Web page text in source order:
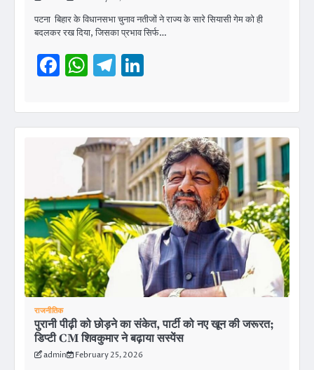
पटना बिहार के विधानसभा चुनाव नतीजों ने राज्य के सारे सियासी गेम को ही
बदलकर रख दिया, जिसका प्रभाव सिर्फ…
Facebook
WhatsApp
Telegram
राजनीतिक
पुरानी पीढ़ी को छोड़ने का संकेत, पार्टी को नए खून की जरूरत;
डिप्टी CM शिवकुमार ने बढ़ाया सस्पेंस
admin February 25, 2026